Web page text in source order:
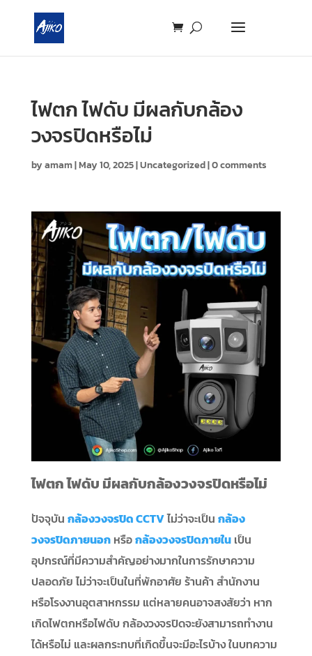
ไฟตก ไฟดับ มีผลกับกล้อง
วงจรปิดหรือไม่
byamam|May 10, 2025|Uncategorized|0 comments
ไฟตก ไฟดับ มีผลกับกล้องวงจรปิดหรือไม่
ปัจจุบัน กล้องวงจรปิด CCTVไม่ว่าจะเป็น กล้อง
วงจรปิดภายนอกหรือกล้องวงจรปิดภายในเป็น
อุปกรณ์ที่มีความสำคัญอย่างมากในการรักษาความ
ปลอดภัย ไม่ว่าจะเป็นในที่พักอาศัย ร้านค้า สำนักงาน
หรือโรงงานอุตสาหกรรม แต่หลายคนอาจสงสัยว่า หาก
เกิดไฟตกหรือไฟดับ กล้องวงจรปิดจะยังสามารถทำงาน
ได้หรือไม่ และผลกระทบที่เกิดขึ้นจะมีอะไรบ้าง ในบทความ